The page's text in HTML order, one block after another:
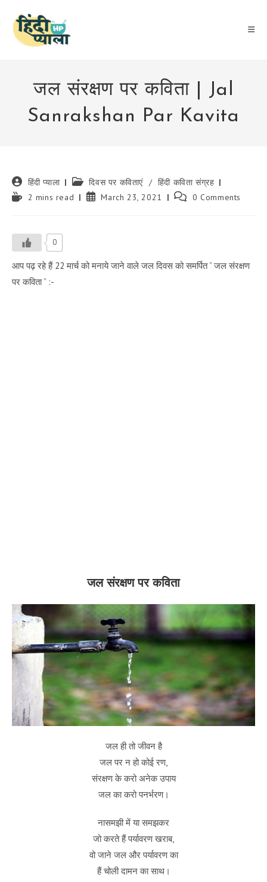
content
जल संरक्षण पर कविता | Jal
Sanrakshan Par Kavita
Post
author:
हिंदी प्याला
Post
category:
दिवस पर कविताएं / हिंदी कविता संग्रह
Reading2 mins read
PostMarch 23, 2021
Post 0 Comments
0
आप पढ़ रहे हैं 22 मार्च को मनाये जाने वाले जल दिवस को समर्पित ”जल संरक्षण
पर कविता ” :-
जल संरक्षण पर कविता
जल ही तो जीवन है
जल पर न हो कोई रण,
संरक्षण के करो अनेक उपाय
जल का करो पनर्भरण।
नासमझी में या समझकर
जो करते हैं पर्यावरण खराब,
वो जाने जल और पर्यावरण का
हैं चोली दामन का साथ।